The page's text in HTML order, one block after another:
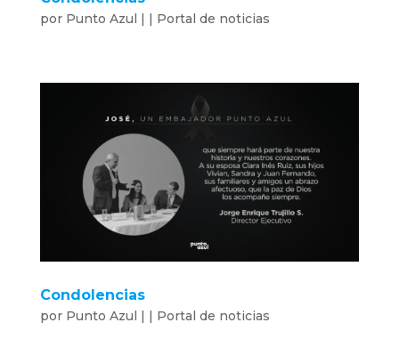
por Punto Azul | | Portal de noticias
Condolencias
por Punto Azul | | Portal de noticias